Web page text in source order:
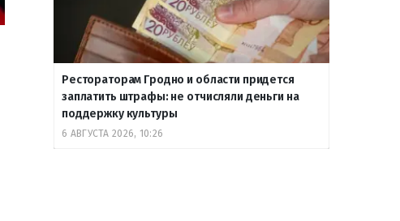
Рестораторам Гродно и области придется
заплатить штрафы: не отчисляли деньги на
поддержку культуры
6 АВГУСТА 2026, 10:26